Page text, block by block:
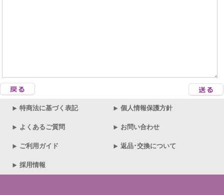
特商法に基づく表記 個人情報保護方針
よくあるご質問 お問い合わせ
ご利用ガイド 返品･交換について
採用情報